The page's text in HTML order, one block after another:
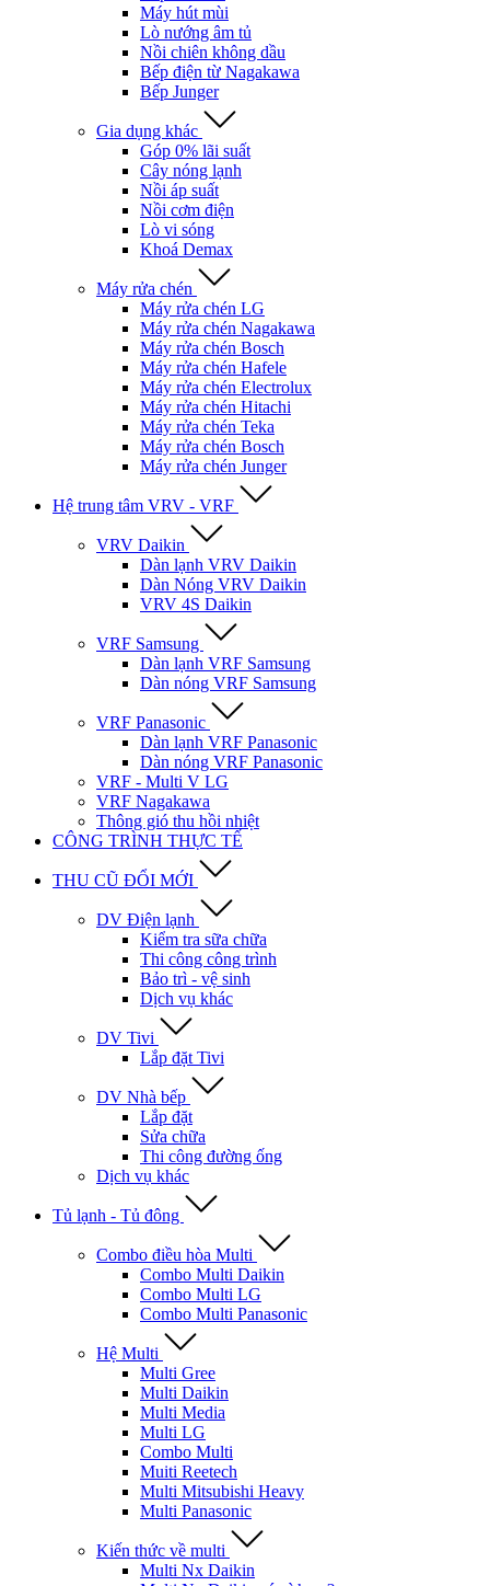
Máy hút mùi
Lò nướng âm tủ
Nồi chiên không dầu
Bếp điện từ Nagakawa
Bếp Junger
Gia dụng khác
Góp 0% lãi suất
Cây nóng lạnh
Nồi áp suất
Nồi cơm điện
Lò vi sóng
Khoá Demax
Máy rửa chén
Máy rửa chén LG
Máy rửa chén Nagakawa
Máy rửa chén Bosch
Máy rửa chén Hafele
Máy rửa chén Electrolux
Máy rửa chén Hitachi
Máy rửa chén Teka
Máy rửa chén Bosch
Máy rửa chén Junger
Hệ trung tâm VRV - VRF
VRV Daikin
Dàn lạnh VRV Daikin
Dàn Nóng VRV Daikin
VRV 4S Daikin
VRF Samsung
Dàn lạnh VRF Samsung
Dàn nóng VRF Samsung
VRF Panasonic
Dàn lạnh VRF Panasonic
Dàn nóng VRF Panasonic
VRF - Multi V LG
VRF Nagakawa
Thông gió thu hồi nhiệt
CÔNG TRÌNH THỰC TẾ
THU CŨ ĐỔI MỚI
DV Điện lạnh
Kiểm tra sữa chữa
Thi công công trình
Bảo trì - vệ sinh
Dịch vụ khác
DV Tivi
Lắp đặt Tivi
DV Nhà bếp
Lắp đặt
Sửa chữa
Thi công đường ống
Dịch vụ khác
Tủ lạnh - Tủ đông
Combo điều hòa Multi
Combo Multi Daikin
Combo Multi LG
Combo Multi Panasonic
Hệ Multi
Multi Gree
Multi Daikin
Multi Media
Multi LG
Combo Multi
Muiti Reetech
Multi Mitsubishi Heavy
Multi Panasonic
Kiến thức về multi
Multi Nx Daikin